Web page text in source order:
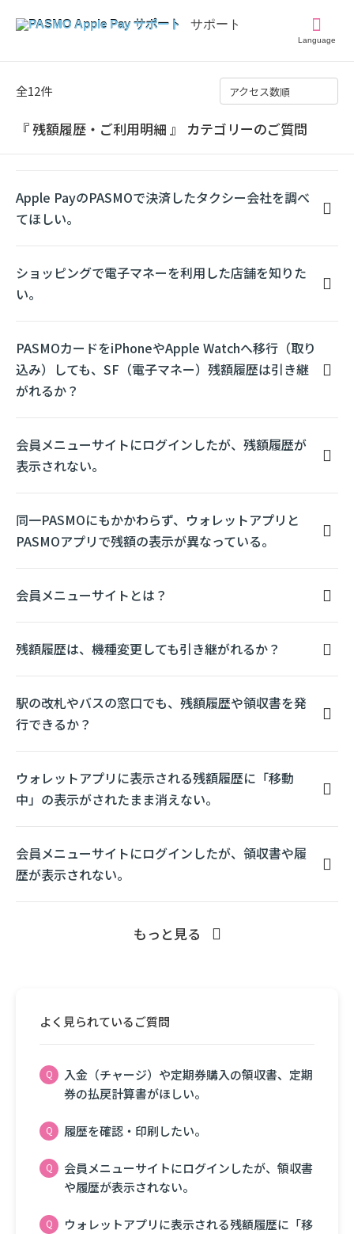
Language
アクセス数順
『 残額履歴・ご利用明細 』 カテゴリーのご質問
全12件
Apple PayのPASMOで決済したタクシー会社を調べ
てほしい。
ショッピングで電子マネーを利用した店舗を知りた
い。
PASMOカードをiPhoneやApple Watchへ移行（取り
込み）しても、SF（電子マネー）残額履歴は引き継
がれるか？
会員メニューサイトにログインしたが、残額履歴が
表示されない。
同一PASMOにもかかわらず、ウォレットアプリと
PASMOアプリで残額の表示が異なっている。
会員メニューサイトとは？
残額履歴は、機種変更しても引き継がれるか？
駅の改札やバスの窓口でも、残額履歴や領収書を発
行できるか？
ウォレットアプリに表示される残額履歴に「移動
中」の表示がされたまま消えない。
会員メニューサイトにログインしたが、領収書や履
歴が表示されない。
もっと見る
よく見られているご質問
入金（チャージ）や定期券購入の領収書、定期
券の払戻計算書がほしい。
履歴を確認・印刷したい。
会員メニューサイトにログインしたが、領収書
や履歴が表示されない。
ウォレットアプリに表示される残額履歴に「移